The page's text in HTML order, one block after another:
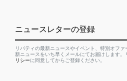
ニュースレターの登録
リバティの最新ニュースやイベント、特別オフ
新ニュースをいち早くメールにてお届けします。
リシーに同意してからご登録ください。